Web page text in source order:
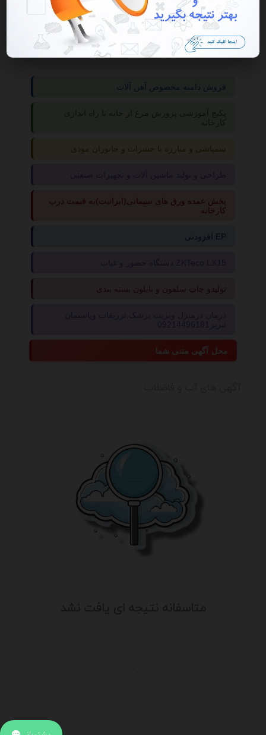
فروش دامنه مخصوص آهن آلات
پکیج آموزشی پرورش مرغ از خانه تا راه اندازی
کارخانه
سمپاشی و مبارزه با حشرات و جانوران موذی
پخش عمده ورق های سیمانی(ایرانیت)به قیمت درب
کارخانه
افزودنی EP
تولیدو چاپ سلفون و نایلون بسته بندی
محل آگهی متنی شما
جهت ارتباط با پشتیبانی بر روی آیکن کنار صفحه سایت
.